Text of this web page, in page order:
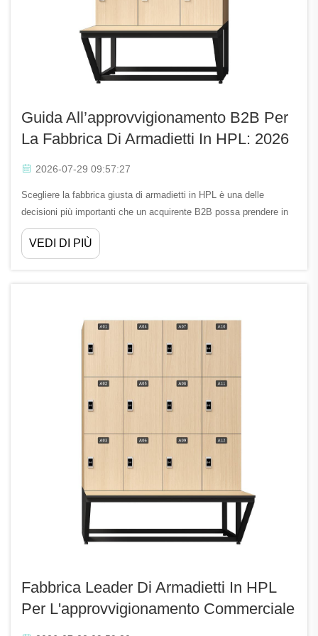
Guida All’approvvigionamento B2B Per
La Fabbrica Di Armadietti In HPL: 2026
2026-07-29 09:57:27
Scegliere la fabbrica giusta di armadietti in HPL è una delle
decisioni più importanti che un acquirente B2B possa prendere in
vista del 2026. Che tu stia arredando una palestra, una scuola, un
ospedale o un ufficio aziendale, la fabbrica di armadietti in HPL
VEDI DI PIÙ
Fabbrica Leader Di Armadietti In HPL
Per L'approvvigionamento Commerciale